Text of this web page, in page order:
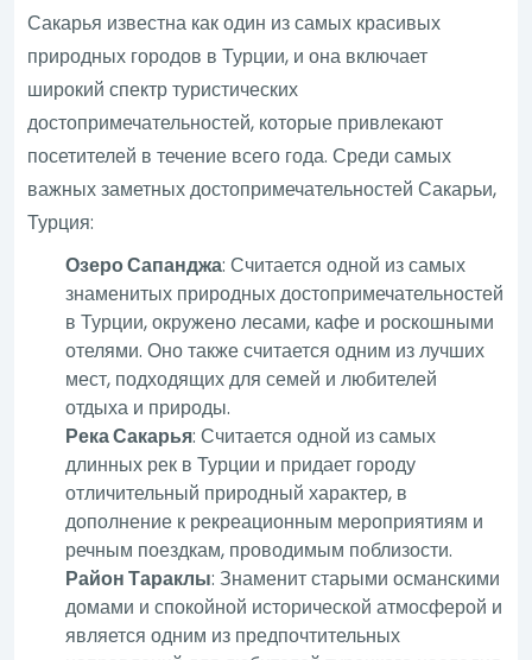
Сакарья известна как один из самых красивых
природных городов в Турции, и она включает
широкий спектр туристических
достопримечательностей, которые привлекают
посетителей в течение всего года. Среди самых
важных заметных достопримечательностей Сакарьи,
Турция:
Озеро Сапанджа: Считается одной из самых
знаменитых природных достопримечательностей
в Турции, окружено лесами, кафе и роскошными
отелями. Оно также считается одним из лучших
мест, подходящих для семей и любителей
отдыха и природы.
Река Сакарья: Считается одной из самых
длинных рек в Турции и придает городу
отличительный природный характер, в
дополнение к рекреационным мероприятиям и
речным поездкам, проводимым поблизости.
Район Тараклы: Знаменит старыми османскими
домами и спокойной исторической атмосферой и
является одним из предпочтительных